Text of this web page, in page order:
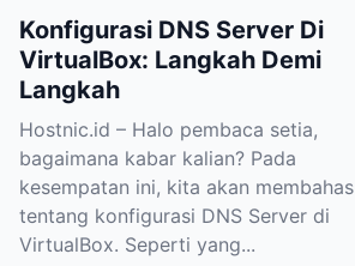
Konfigurasi DNS Server Di
VirtualBox: Langkah Demi
Langkah
Hostnic.id – Halo pembaca setia,
bagaimana kabar kalian? Pada
kesempatan ini, kita akan membahas
tentang konfigurasi DNS Server di
VirtualBox. Seperti yang...